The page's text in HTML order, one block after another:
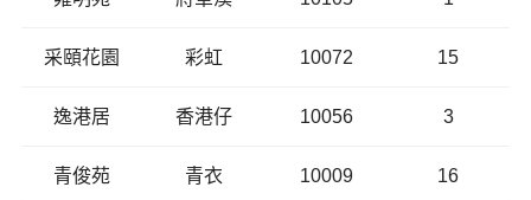
采頤花園 彩虹 10072 15
逸港居 香港仔 10056 3
青俊苑 青衣 10009 16